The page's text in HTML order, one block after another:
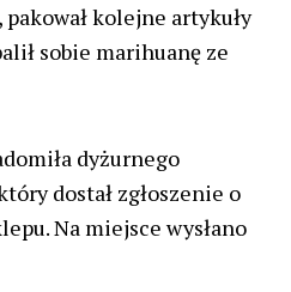
pakował kolejne artykuły
sobie marihuanę ze
dyżurnego
dostał zgłoszenie o
Na miejsce wysłano